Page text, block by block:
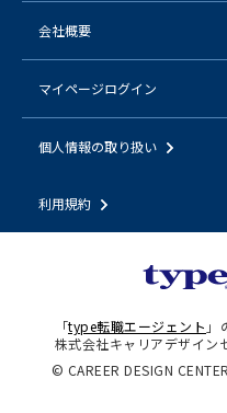
会社概要
マイページログイン
個人情報の取り扱い
利用規約
「type転職エージェント 」
株式会社キャリアデザイン
© CAREER DESIGN